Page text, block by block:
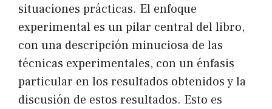
situaciones prácticas. El enfoque
experimental es un pilar central del libro,
con una descripción minuciosa de las
técnicas experimentales, con un énfasis
particular en los resultados obtenidos y la
discusión de estos resultados. Esto es